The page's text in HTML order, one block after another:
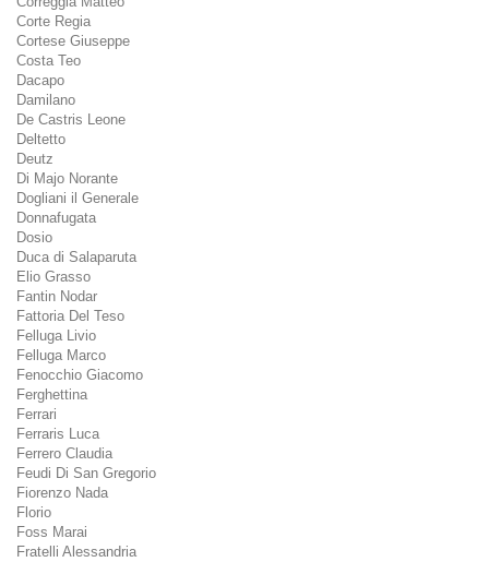
Corte Regia
Cortese Giuseppe
Costa Teo
Dacapo
Damilano
De Castris Leone
Deltetto
Deutz
Di Majo Norante
Dogliani il Generale
Donnafugata
Dosio
Duca di Salaparuta
Elio Grasso
Fantin Nodar
Fattoria Del Teso
Felluga Livio
Felluga Marco
Fenocchio Giacomo
Ferghettina
Ferrari
Ferraris Luca
Ferrero Claudia
Feudi Di San Gregorio
Fiorenzo Nada
Florio
Foss Marai
Fratelli Alessandria